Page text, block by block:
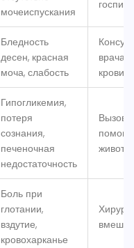
мочеиспускания
Бледность
десен, красная
моча, слабость
врача,
крови
Гипогликемия,
потеря
сознания,
печеночная
недостаточность
Вызов
Боль при
глотании,
вздутие,
кровохарканье